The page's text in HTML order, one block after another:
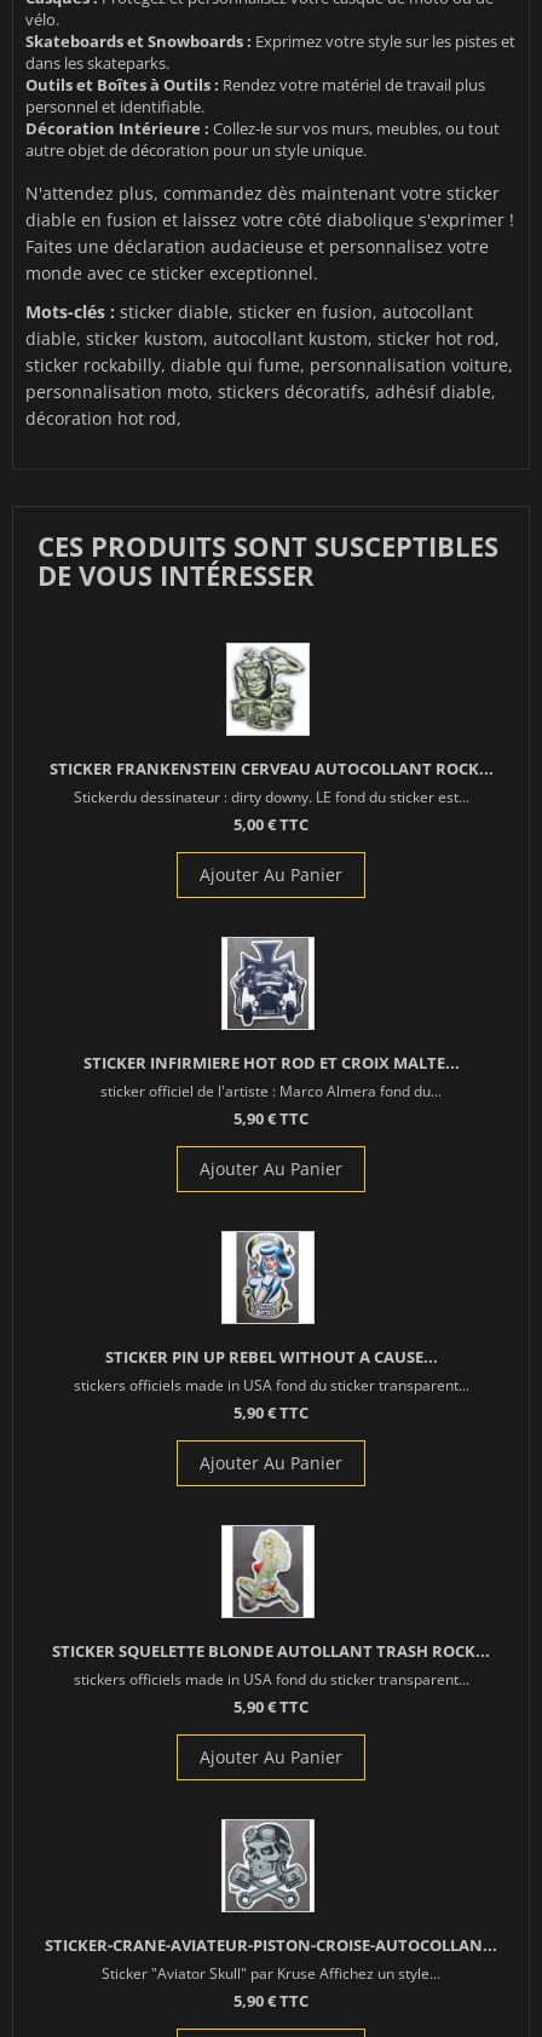
vélo.
Skateboards et Snowboards : Exprimez votre style sur les pistes et
dans les skateparks.
Outils et Boîtes à Outils : Rendez votre matériel de travail plus
personnel et identifiable.
Décoration Intérieure : Collez-le sur vos murs, meubles, ou tout
autre objet de décoration pour un style unique.
N'attendez plus, commandez dès maintenant votre sticker
diable en fusion et laissez votre côté diabolique s'exprimer !
Faites une déclaration audacieuse et personnalisez votre
monde avec ce sticker exceptionnel.
Mots-clés : sticker diable, sticker en fusion, autocollant
diable, sticker kustom, autocollant kustom, sticker hot rod,
sticker rockabilly, diable qui fume, personnalisation voiture,
personnalisation moto, stickers décoratifs, adhésif diable,
décoration hot rod,
CES PRODUITS SONT SUSCEPTIBLES
DE VOUS INTÉRESSER
STICKER FRANKENSTEIN CERVEAU AUTOCOLLANT ROCK...
Stickerdu dessinateur : dirty downy. LE fond du sticker est...
5,00 € TTC
Ajouter Au Panier
STICKER INFIRMIERE HOT ROD ET CROIX MALTE...
sticker officiel de l'artiste : Marco Almera fond du...
5,90 € TTC
Ajouter Au Panier
STICKER PIN UP REBEL WITHOUT A CAUSE...
stickers officiels made in USA fond du sticker transparent...
5,90 € TTC
Ajouter Au Panier
STICKER SQUELETTE BLONDE AUTOLLANT TRASH ROCK...
stickers officiels made in USA fond du sticker transparent...
5,90 € TTC
Ajouter Au Panier
STICKER-CRANE-AVIATEUR-PISTON-CROISE-AUTOCOLLAN...
Sticker "Aviator Skull" par Kruse Affichez un style...
5,90 € TTC